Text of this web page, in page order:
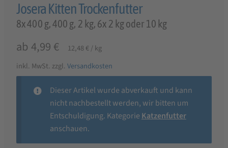
Josera Kitten Trockenfutter
8x 400 g, 400 g, 2 kg, 6x 2 kg oder 10 kg
ab 4,99 € 12,48 €/kg
inkl. MwSt. zzgl. Versandkosten
Dieser Artikel wurde abverkauft und kann
nicht nachbestellt werden, wir bitten um
Entschuldigung. Kategorie Katzenfutter
anschauen.